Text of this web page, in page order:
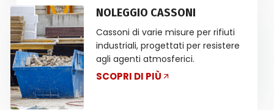
NOLEGGIO CASSONI
Cassoni di varie misure per rifiuti
industriali, progettati per resistere
agli agenti atmosferici.
SCOPRI DI PIÙ